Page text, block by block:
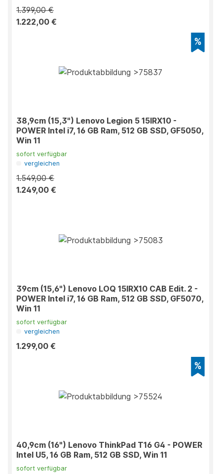
1.399,00 €
1.222,00 €
38,9cm (15,3") Lenovo Legion 5 15IRX10 -
POWER Intel i7, 16 GB Ram, 512 GB SSD, GF5050,
Win 11
sofort verfügbar
vergleichen
1.549,00 €
1.249,00 €
39cm (15,6") Lenovo LOQ 15IRX10 CAB Edit. 2 -
POWER Intel i7, 16 GB Ram, 512 GB SSD, GF5070,
Win 11
sofort verfügbar
vergleichen
1.299,00 €
40,9cm (16") Lenovo ThinkPad T16 G4 - POWER
Intel U5, 16 GB Ram, 512 GB SSD, Win 11
sofort verfügbar